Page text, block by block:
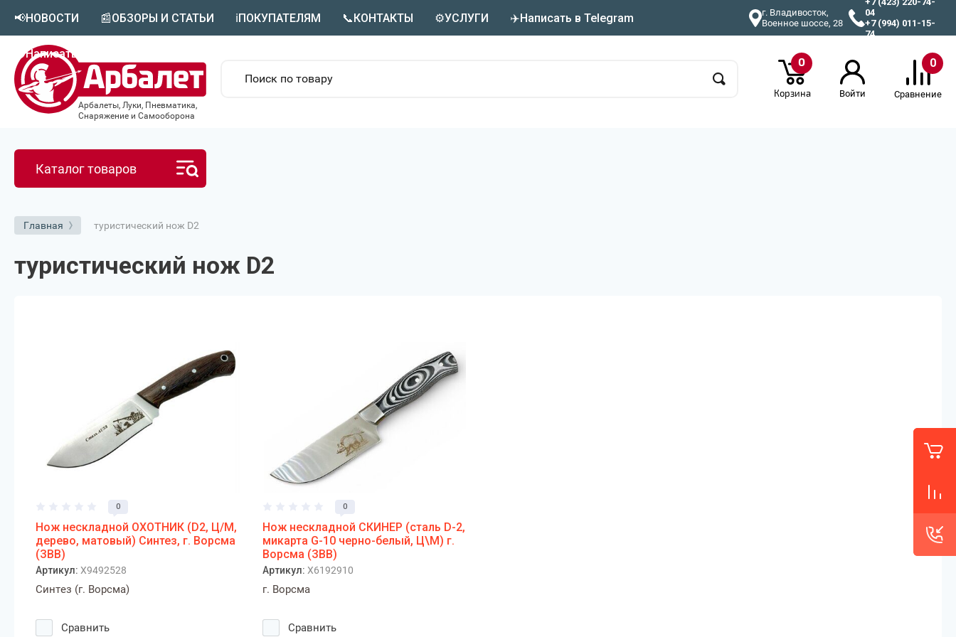
📢НОВОСТИ 📰ОБЗОРЫ И СТАТЬИ ℹ️ПОКУПАТЕЛЯМ 📞КОНТАКТЫ ⚙️УСЛУГИ ✈️Написать в Telegram
🟣Написать в MAX
г. Владивосток,
Военное шоссе, 28
04
+7 (994) 011-15-
74
Арбалеты, Луки, Пневматика,
Снаряжение и Самооборона
0
Корзина Войти
0
Сравнение
Каталог товаров
Главная туристический нож D2
туристический нож D2
0
Нож нескладной ОХОТНИК (D2, Ц/М,
дерево, матовый) Синтез, г. Ворсма
(ЗВВ)
Артикул: X9492528
Синтез (г. Ворсма)
Сравнить
0
Нож нескладной СКИНЕР (сталь D-2,
микарта G-10 черно-белый, Ц\М) г.
Ворсма (ЗВВ)
Артикул: X6192910
г. Ворсма
Сравнить